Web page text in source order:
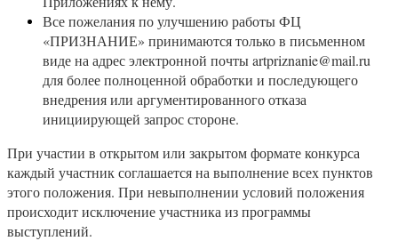
Все пожелания по улучшению работы ФЦ
«ПРИЗНАНИЕ» принимаются только в письменном
виде на адрес электронной почты artpriznanie@mail.ru
для более полноценной обработки и последующего
внедрения или аргументированного отказа
инициирующей запрос стороне.
При участии в открытом или закрытом формате конкурса
каждый участник соглашается на выполнение всех пунктов
этого положения. При невыполнении условий положения
происходит исключение участника из программы
выступлений.